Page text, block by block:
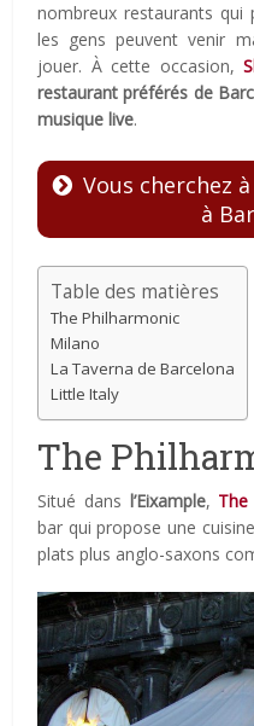
nombreux restaurants qui
les gens peuvent venir
jouer. À cette occasion,
restaurant préférés de
musique live.
Vous cherchez
à
Table des matières
The Philharmonic
Milano
La Taverna de Barcelona
Little Italy
The
Situé dans l’Eixample, The
bar qui propose une
plats plus anglo-saxons